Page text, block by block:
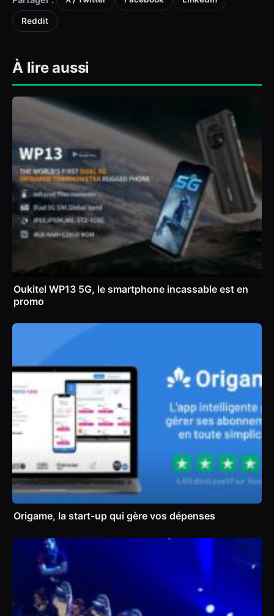
Reddit
À lire aussi
Oukitel WP13 5G, le smartphone incassable est en
promo
Origame, la start-up qui gère vos dépenses